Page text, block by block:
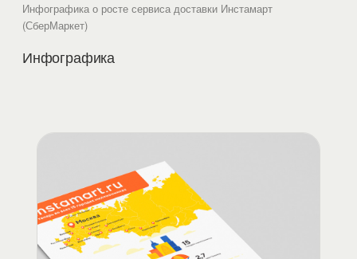
Инфографика о росте сервиса доставки Инстамарт
(СберМаркет)
Инфографика